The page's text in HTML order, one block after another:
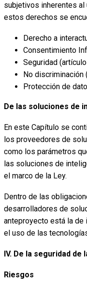
subjetivos inherentes
estos derechos se
Derecho a
Consentimiento
Seguridad
No discriminación
Protección de
De las soluciones de
En este Capítulo se
los proveedores de
como los parámetros
las soluciones de
el marco de la Ley.
Dentro de las
desarrolladores de
anteproyecto está la de
el uso de las
IV. De la seguridad
Riesgos